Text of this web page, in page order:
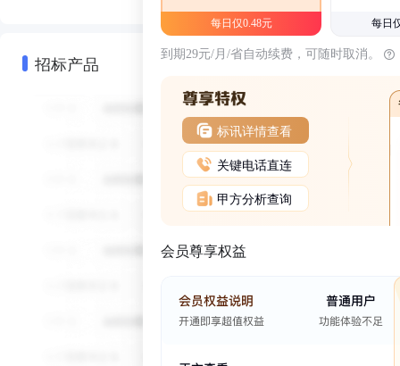
招标产品
每日仅0.48元 每日
到期29元/月/省自动续费，可随时取消。
标讯详情查看
关键电话直连
甲方分析查询
会员尊享权益